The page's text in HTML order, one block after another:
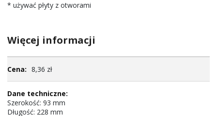
* używać płyty z otworami
Więcej informacji
informacji8,36 zł
Szerokość: 93 mm
Długość: 228 mm